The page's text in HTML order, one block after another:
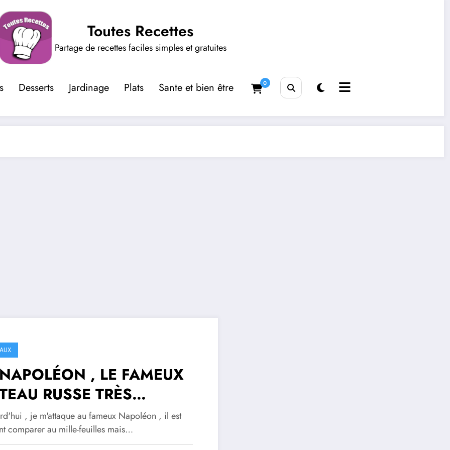
Toutes Recettes
Partage de recettes faciles simples et gratuites
Desserts Jardinage Plats Sante et bien être 0
, LE FAMEUX
RUSSE TRÈS
, je m'attaque au fameux Napoléon , il est
comparer au mille-feuilles mais…